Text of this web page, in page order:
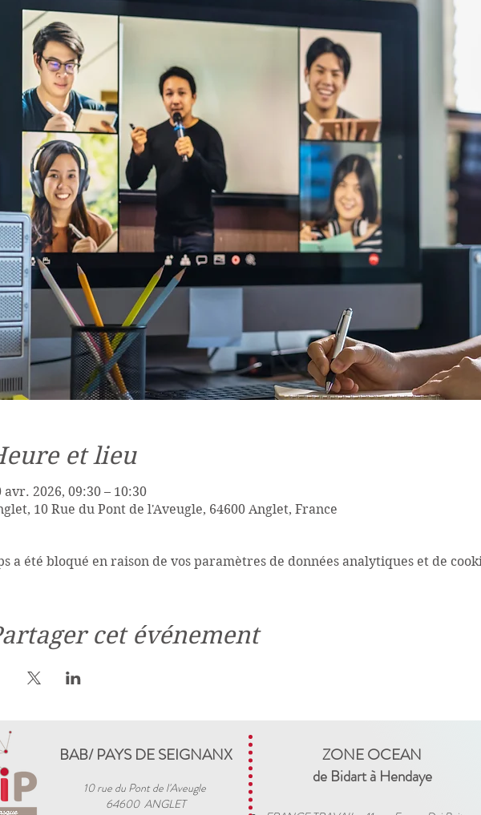
et lieu
avr. 2026, 09:30 – 10:30
10 Rue du Pont de l'Aveugle, 64600 Anglet, France
a été bloqué en raison de vos paramètres de données analytiques et de
cet événement
BAB/ PAYS DE SEIGNANX
10 rue du Pont de l'Aveugle
64600 ANGLET
ZONE OCEAN
de Bidart à Hendaye​